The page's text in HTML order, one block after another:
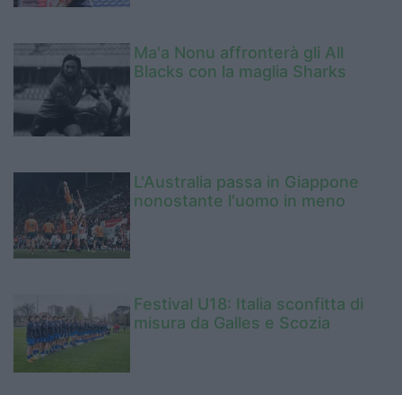
Ma'a Nonu affronterà gli All
Blacks con la maglia Sharks
L'Australia passa in Giappone
nonostante l'uomo in meno
Festival U18: Italia sconfitta di
misura da Galles e Scozia